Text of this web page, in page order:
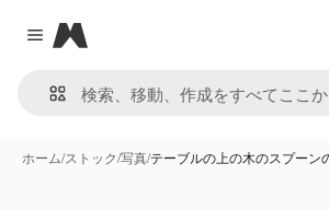
Close menu
Magnific
ホーム/ストック/写真/テーブルの上の木のスプーン